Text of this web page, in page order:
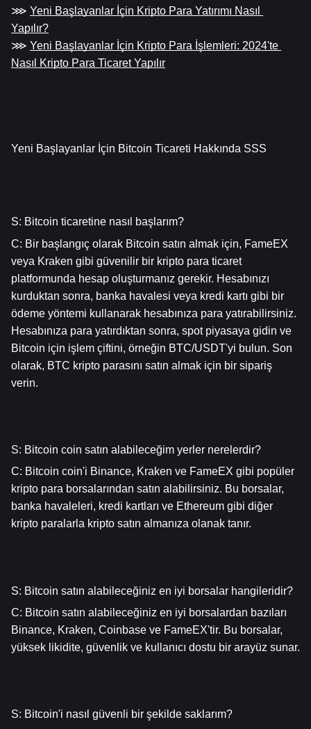
⋙ Yeni Başlayanlar İçin Kripto Para Yatırımı Nasıl
Yapılır?
⋙ Yeni Başlayanlar İçin Kripto Para İşlemleri: 2024'te
Nasıl Kripto Para Ticaret Yapılır
Yeni Başlayanlar İçin Bitcoin Ticareti Hakkında SSS
S: Bitcoin ticaretine nasıl başlarım?
C: Bir başlangıç olarak Bitcoin satın almak için, FameEX
veya Kraken gibi güvenilir bir kripto para ticaret
platformunda hesap oluşturmanız gerekir. Hesabınızı
kurduktan sonra, banka havalesi veya kredi kartı gibi bir
ödeme yöntemi kullanarak hesabınıza para yatırabilirsiniz.
Hesabınıza para yatırdıktan sonra, spot piyasaya gidin ve
Bitcoin için işlem çiftini, örneğin BTC/USDT'yi bulun. Son
olarak, BTC kripto parasını satın almak için bir sipariş
verin.
S: Bitcoin coin satın alabileceğim yerler nerelerdir?
C: Bitcoin coin'i Binance, Kraken ve FameEX gibi popüler
kripto para borsalarından satın alabilirsiniz. Bu borsalar,
banka havaleleri, kredi kartları ve Ethereum gibi diğer
kripto paralarla kripto satın almanıza olanak tanır.
S: Bitcoin satın alabileceğiniz en iyi borsalar hangileridir?
C: Bitcoin satın alabileceğiniz en iyi borsalardan bazıları
Binance, Kraken, Coinbase ve FameEX'tir. Bu borsalar,
yüksek likidite, güvenlik ve kullanıcı dostu bir arayüz sunar.
S: Bitcoin'i nasıl güvenli bir şekilde saklarım?